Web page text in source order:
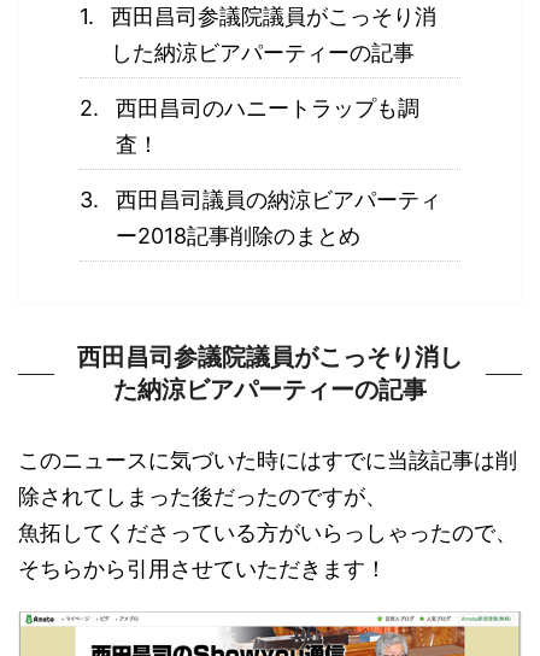
西田昌司参議院議員がこっそり消
した納涼ビアパーティーの記事
西田昌司のハニートラップも調
査！
西田昌司議員の納涼ビアパーティ
ー2018記事削除のまとめ
西田昌司参議院議員がこっそり消し
た納涼ビアパーティーの記事
このニュースに気づいた時にはすでに当該記事は削
除されてしまった後だったのですが、
魚拓してくださっている方がいらっしゃったので、
そちらから引用させていただきます！